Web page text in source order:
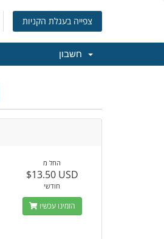
צפייה בעגלת הקניות
החל מ
$13.50 USD
חודשי
הזמינו עכשיו